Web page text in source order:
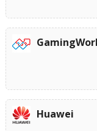
Huawei